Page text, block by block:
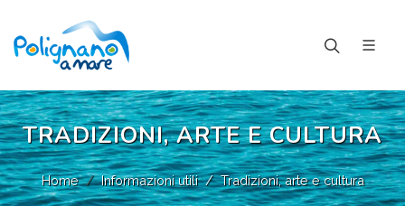
TRADIZIONI, ARTE E CULTURA
Home Informazioni utili Tradizioni, arte e cultura